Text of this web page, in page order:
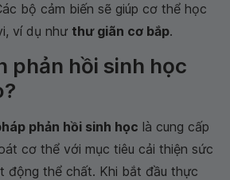
bộ cảm biến sẽ giúp cơ thể học
ví dụ như thư giãn cơ bắp.
phản hồi sinh học
phản hồi sinh học là cung cấp
cơ thể với mục tiêu cải thiện sức
động thể chất. Khi bắt đầu thực